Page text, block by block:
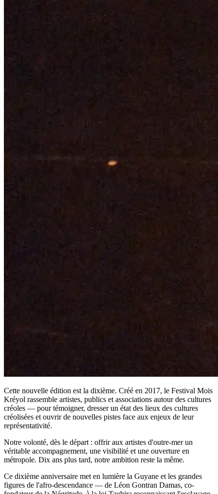
Cette nouvelle édition est la dixième. Créé en 2017, le Festival Mois
Kréyol rassemble artistes, publics et associations autour des cultures
créoles — pour témoigner, dresser un état des lieux des cultures
créolisées et ouvrir de nouvelles pistes face aux enjeux de leur
représentativité.
Notre volonté, dès le départ : offrir aux artistes d'outre-mer un
véritable accompagnement, une visibilité et une ouverture en
métropole. Dix ans plus tard, notre ambition reste la même.
Ce dixième anniversaire met en lumière la Guyane et les grandes
figures de l'afro-descendance — de Léon Gontran Damas, co-